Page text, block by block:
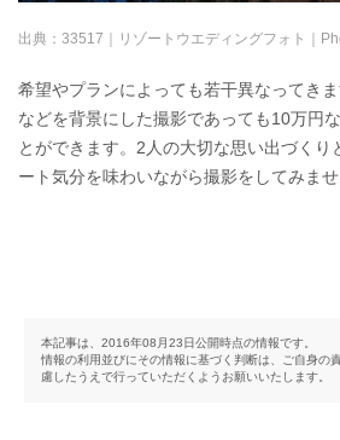
出典： 33517｜リゾートウエディングフォト｜
希望やプランによっても若干異なってき
などを背景にした撮影であっても10万円
とができます。2人の大切な思い出づくり
ート気分を味わいながら撮影をしてみませ
本記事は、2016年08月23日公開時点の情報です。
情報の利用並びにその情報に基づく判断は、ご自身の
慮したうえで行っていただくようお願いいたします。